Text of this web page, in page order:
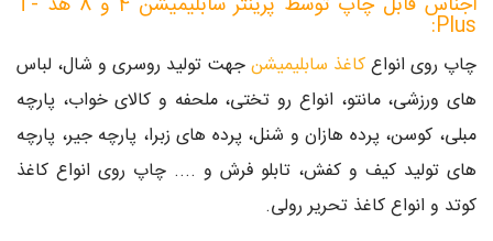
Plus:
چاپ روی انواعکاغذ سابلیمیشنجهت تولید روسری و شال، لباس
های ورزشی، مانتو، انواع رو تختی، ملحفه و کالای خواب، پارچه
مبلی، کوسن، پرده هازان و شنل، پرده های زبرا، پارچه جیر، پارچه
های تولید کیف و کفش، تابلو فرش و .... چاپ روی انواع کاغذ
کوتد و انواع کاغذ تحریر رولی.